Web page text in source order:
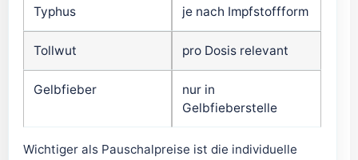
Typhus je nach Impfstoffform
Tollwut pro Dosis relevant
Gelbfieber
nur in
Gelbfieberstelle
Wichtiger als Pauschalpreise ist die individuelle